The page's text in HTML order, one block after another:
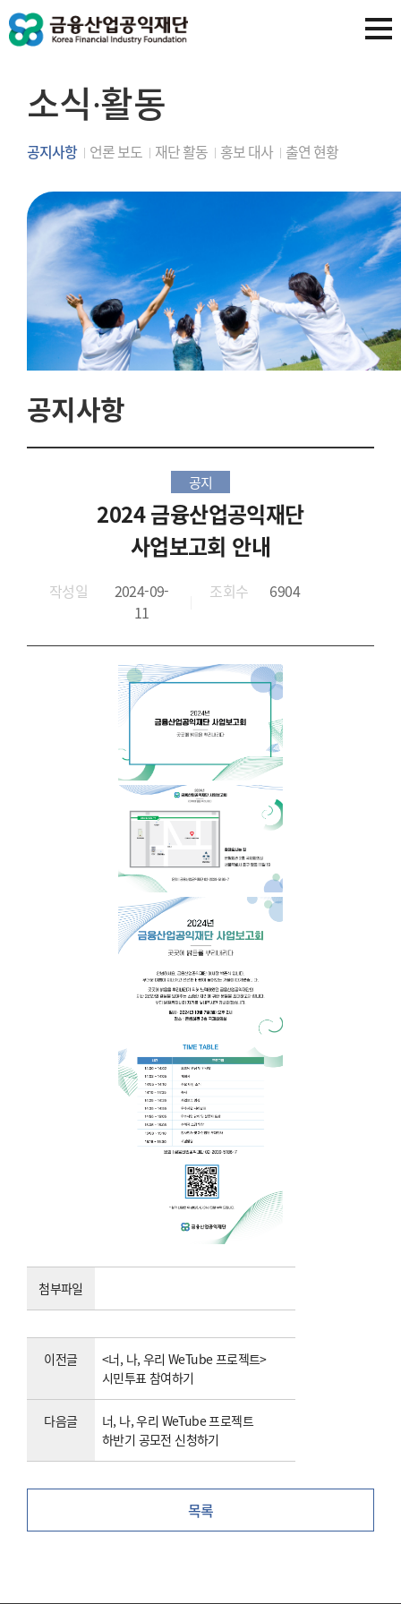
소식∙활동
공지사항 언론 보도 재단 활동 홍보 대사 출연 현황
공지사항
공지
2024 금융산업공익재단
사업보고회 안내
작성일
2024-09-
11
조회수 6904
첨부파일
이전글
<너, 나, 우리 WeTube 프로젝트>
시민투표 참여하기
다음글
너, 나, 우리 WeTube 프로젝트
하반기 공모전 신청하기
목록